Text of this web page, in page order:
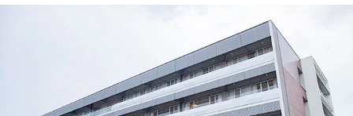
オンコールあり
ブランク可 新卒可
第二新卒可
月給23万円以上可